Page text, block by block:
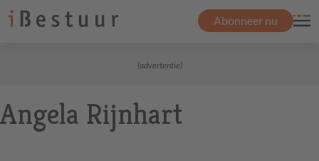
Abonneer nu
(advertentie)
Angela Rijnhart